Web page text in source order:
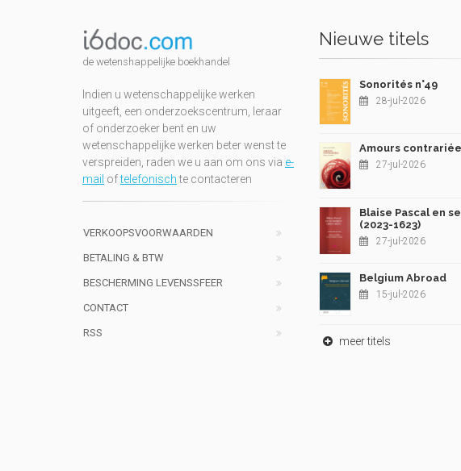
de wetenshappelijke boekhandel
Indien u wetenschappelijke werken
uitgeeft, een onderzoekscentrum, leraar
of onderzoeker bent en uw
wetenschappelijke werken beter wenst te
verspreiden, raden we u aan om ons via e-
mail oftelefonischte contacteren
VERKOOPSVOORWAARDEN
BETALING & BTW
BESCHERMING LEVENSSFEER
CONTACT
RSS
Nieuwe titels
Sonorités n°49
28-jul-2026
Amours
27-jul-2026
Blaise Pascal en
(2023-1623)
27-jul-2026
Belgium Abroad
15-jul-2026
meer titels